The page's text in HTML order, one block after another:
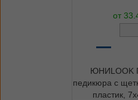
от
–
ЮНИLOOK
педикюра с
пластик,